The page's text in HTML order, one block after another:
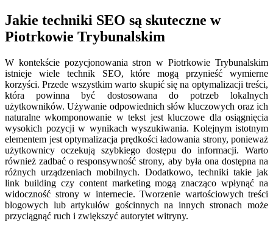
Jakie techniki SEO są skuteczne w
Piotrkowie Trybunalskim
W kontekście pozycjonowania stron w Piotrkowie Trybunalskim
istnieje wiele technik SEO, które mogą przynieść wymierne
korzyści. Przede wszystkim warto skupić się na optymalizacji treści,
która powinna być dostosowana do potrzeb lokalnych
użytkowników. Używanie odpowiednich słów kluczowych oraz ich
naturalne wkomponowanie w tekst jest kluczowe dla osiągnięcia
wysokich pozycji w wynikach wyszukiwania. Kolejnym istotnym
elementem jest optymalizacja prędkości ładowania strony, ponieważ
użytkownicy oczekują szybkiego dostępu do informacji. Warto
również zadbać o responsywność strony, aby była ona dostępna na
różnych urządzeniach mobilnych. Dodatkowo, techniki takie jak
link building czy content marketing mogą znacząco wpłynąć na
widoczność strony w internecie. Tworzenie wartościowych treści
blogowych lub artykułów gościnnych na innych stronach może
przyciągnąć ruch i zwiększyć autorytet witryny.